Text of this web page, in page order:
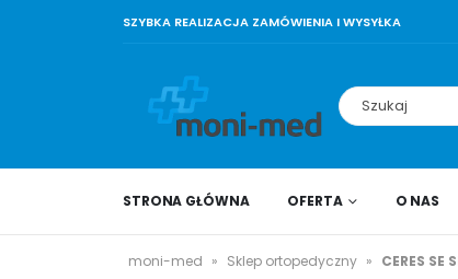
SZYBKA REALIZACJA ZAMÓWIENIA I WYSYŁKA
STRONA GŁÓWNA OFERTA O NAS
moni-med » Sklep ortopedyczny » CERES